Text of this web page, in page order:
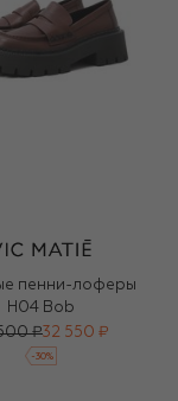
пенни-лоферы
H04 Bob
₽32 550 ₽
-30%